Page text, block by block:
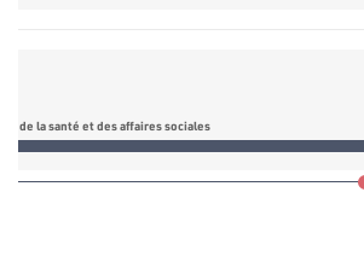
de la santé et des affaires sociales